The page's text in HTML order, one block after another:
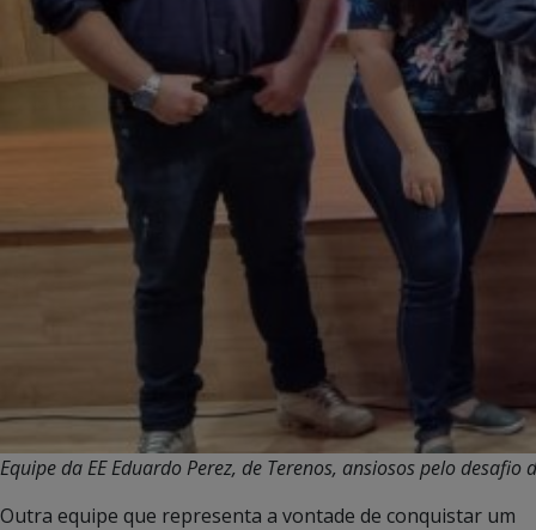
Equipe da EE Eduardo Perez, de Terenos, ansiosos pelo desafio
Outra equipe que representa a vontade de conquistar um